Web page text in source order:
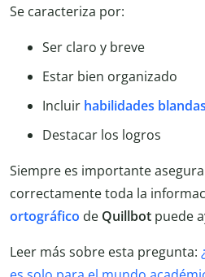
Se caracteriza por:
Ser claro y breve
Estar bien organizado
Incluir habilidades blandas
Destacar los logros
Siempre es importante
correctamente toda la
ortográfico de Quillbot puede
Leer más sobre esta pregunta: